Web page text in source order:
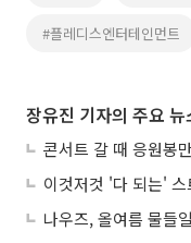
#플레디스엔터테인먼트
장유진 기자의 주요 뉴
콘서트 갈 때 응원봉